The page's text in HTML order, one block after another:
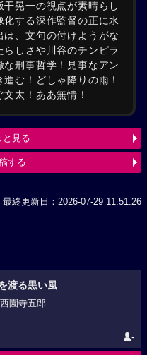
晃一の視点が素晴らし
化する深作監督の正に水
、文句の付けようがな
しさや川谷のチンピラ
刑事哲学！見事なアン
む！どしゃ降りの雨！
太！ああ無情！
と見る
する
最終更新日：2026-07-29 11:51:26
渡る黒い風
園寺五郎...
-